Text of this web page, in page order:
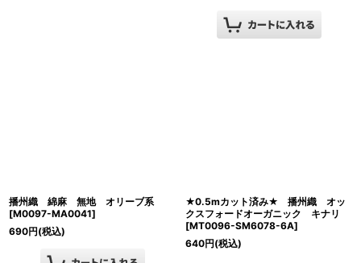
播州織 綿麻 無地 オリーブ系
[M0097-MA0041]
690円(税込)
★0.5mカット済み★ 播州織 オッ
クスフォードオーガニック キナリ
[MT0096-SM6078-6A]
640円(税込)